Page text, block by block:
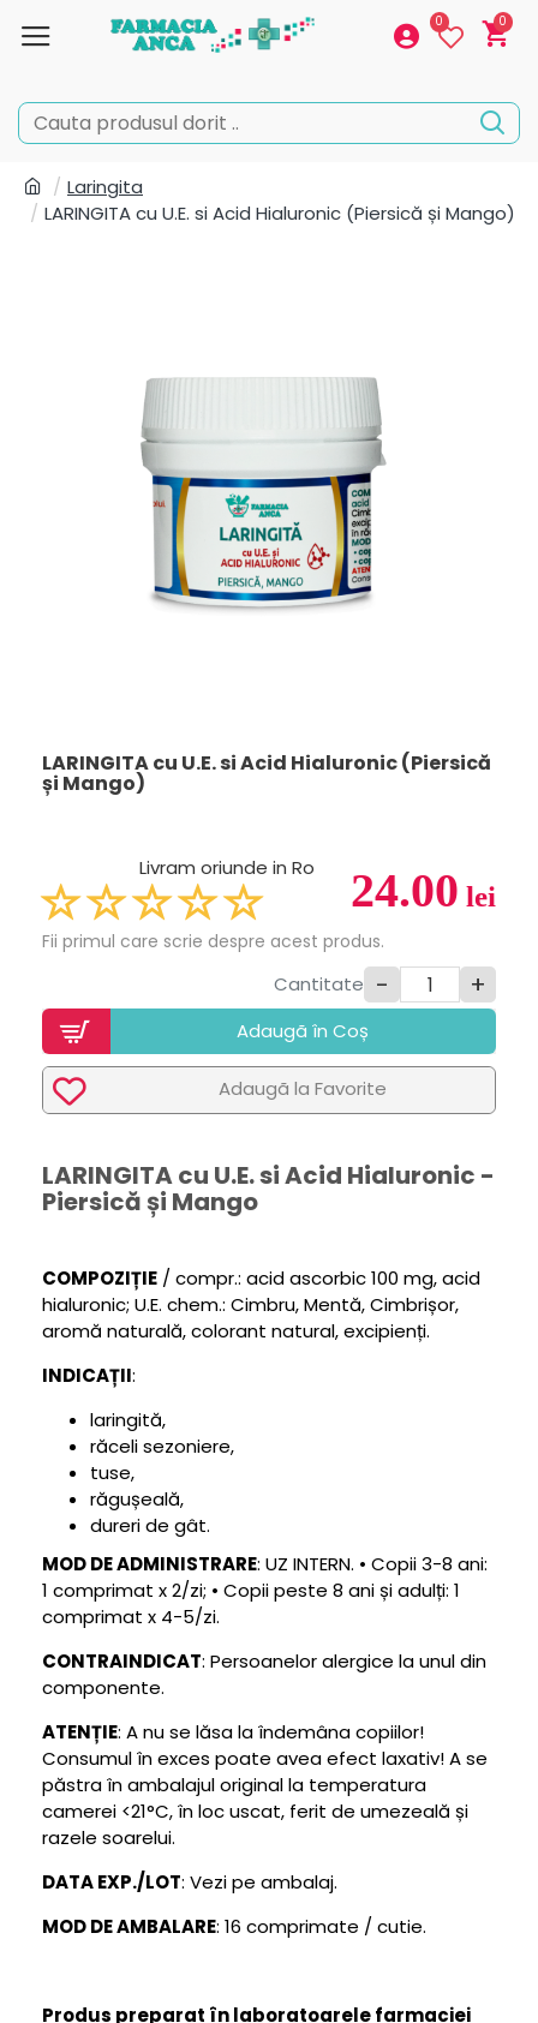
0 0
Laringita
LARINGITA cu U.E. si Acid Hialuronic (Piersică și Mango)
LARINGITA cu U.E. si Acid Hialuronic (Piersică
și Mango)
24.00 lei
Livram oriunde in Ro
Fii primul care scrie despre acest produs.
Cantitate - +
Adaugã în Coș
Adaugã la Favorite
LARINGITA cu U.E. si Acid Hialuronic -
Piersică și Mango
COMPOZIȚIE / compr.: acid ascorbic 100 mg, acid
hialuronic; U.E. chem.: Cimbru, Mentă, Cimbrișor,
aromă naturală, colorant natural, excipienți.
INDICAȚII:
laringită,
răceli sezoniere,
tuse,
răgușeală,
dureri de gât.
MOD DE ADMINISTRARE: UZ INTERN. • Copii 3-8 ani:
1 comprimat x 2/zi; • Copii peste 8 ani și adulți: 1
comprimat x 4-5/zi.
CONTRAINDICAT: Persoanelor alergice la unul din
componente.
ATENȚIE: A nu se lăsa la îndemâna copiilor!
Consumul în exces poate avea efect laxativ! A se
păstra în ambalajul original la temperatura
camerei <21°C, în loc uscat, ferit de umezeală și
razele soarelui.
DATA EXP./LOT: Vezi pe ambalaj.
MOD DE AMBALARE: 16 comprimate / cutie.
Produs preparat în laboratoarele farmaciei